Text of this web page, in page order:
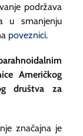
podržava
u smanjenju
poveznici.
Američkog
društva za
značajna je